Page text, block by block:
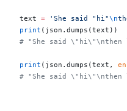
text = 'She said "hi"\n
print (json.dumps(text))
# "She said
print (json.dumps(text,
# "She said \"hi\"\nthen